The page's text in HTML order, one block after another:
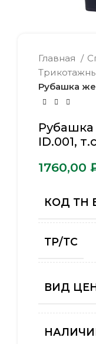
Главная
Рубашка
ID.001,
КОД ТН
ТР/ТС
ВИД